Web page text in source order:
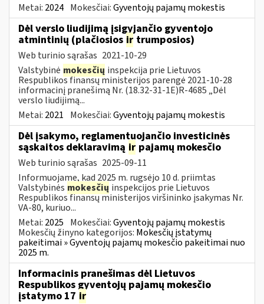
Metai: 2024 Mokesčiai:Gyventojų pajamų mokestis
Dėl verslo liudijimą įsigyjančio gyventojo
atmintinių (plačiosios ir trumposios)
Web turinio sąrašas 2021-10-29
Valstybinė mokesčių inspekcija prie Lietuvos
Respublikos finansų ministerijos parengė 2021-10-28
informacinį pranešimą Nr. (18.32-31-1E)R-4685 „Dėl
verslo liudijimą...
Metai: 2021 Mokesčiai:Gyventojų pajamų mokestis
Dėl įsakymo, reglamentuojančio investicinės
sąskaitos deklaravimą ir pajamų mokesčio
Web turinio sąrašas 2025-09-11
Informuojame, kad 2025 m. rugsėjo 10 d. priimtas
Valstybinės mokesčių inspekcijos prie Lietuvos
Respublikos finansų ministerijos viršininko įsakymas Nr.
VA-80, kuriuo...
Metai: 2025 Mokesčiai:Gyventojų pajamų mokestis
Mokesčių žinyno kategorijos: Mokesčių įstatymų
pakeitimai » Gyventojų pajamų mokesčio pakeitimai nuo
2025 m.
Informacinis pranešimas dėl Lietuvos
Respublikos gyventojų pajamų mokesčio
įstatymo 17 ir